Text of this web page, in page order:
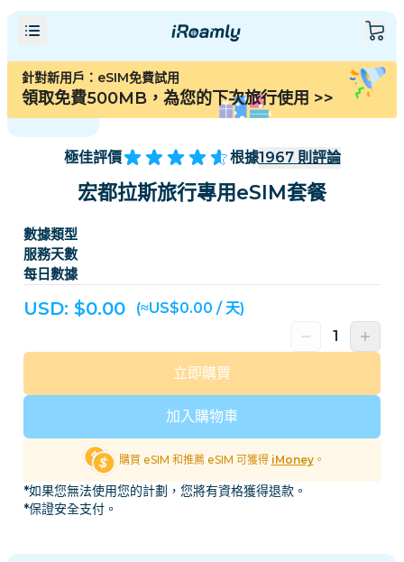
針對新用戶：eSIM免費試用
領取免費500MB，為您的下次旅行使用 >>
極佳評價 根據1967 則評論
宏都拉斯旅行專用eSIM套餐
數據類型
服務天數
每日數據
USD: $0.00 (≈US$0.00 / 天)
加入購物車
立即購買
購買 eSIM 和推薦 eSIM 可獲得 iMoney。
*如果您無法使用您的計劃，您將有資格獲得退款。
*保證安全支付。